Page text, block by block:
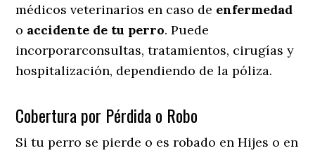
médicos veterinarios en caso de enfermedad
o accidente de tu perro. Puede
incorporarconsultas, tratamientos, cirugías y
hospitalización, dependiendo de la póliza.
Cobertura por Pérdida o Robo
Si tu perro se pierde o es robado en Hijes o en